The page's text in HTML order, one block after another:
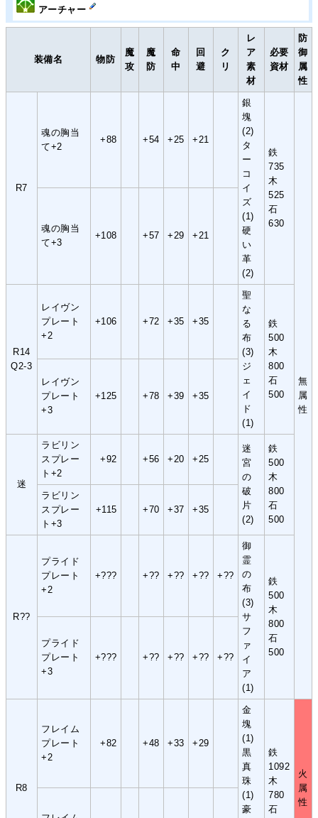
アーチャー
装備名 物防
魔
攻
魔
防
命
中
回
避
ク
リ
レ
ア
素
材
必要
資材
防
御
属
性
R7
魂の胸当
て+2
+88 +54 +25 +21
銀
塊
(2)
タ
ー
コ
イ
ズ
(1)
硬
い
革
(2)
鉄
735
木
525
石
630
無
属
性
魂の胸当
て+3
+108 +57 +29 +21
R14
Q2-3
レイヴン
プレート
+2
+106 +72 +35 +35
聖
な
る
布
(3)
ジ
ェ
イ
ド
(1)
鉄
500
木
800
石
500
レイヴン
プレート
+3
+125 +78 +39 +35
迷
ラビリン
スプレー
ト+2
+92 +56 +20 +25
迷
宮
の
破
片
(2)
鉄
500
木
800
石
500
ラビリン
スプレー
ト+3
+115 +70 +37 +35
R??
プライド
プレート
+2
+??? +?? +?? +?? +??
御
霊
の
布
(3)
サ
フ
ァ
イ
ア
(1)
鉄
500
木
800
石
500
プライド
プレート
+3
+??? +?? +?? +?? +??
R8
フレイム
プレート
+2
+82 +48 +33 +29
金
塊
(1)
黒
真
珠
(1)
豪
鉄
1092
木
780
石
火
属
性